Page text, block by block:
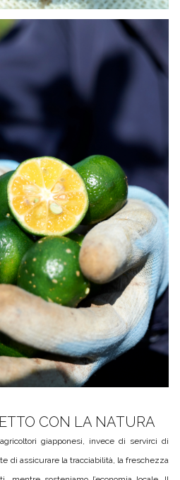
CON LA NATURA
giapponesi, invece di servirci di
di assicurare la tracciabilità, la freschezza